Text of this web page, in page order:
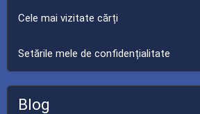
Cele mai vizitate cărți
Setările mele de confidențialitate
Blog